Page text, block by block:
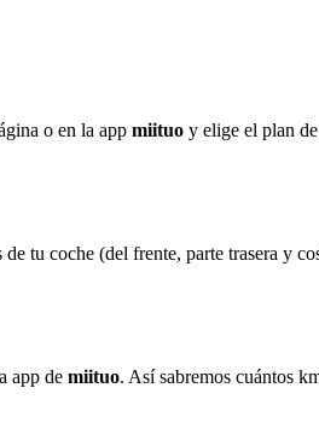
o en la app miituo y elige el plan
tu coche (del frente, parte trasera y
app de miituo. Así sabremos cuántos